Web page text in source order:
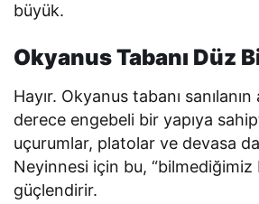
büyük.
Okyanus Tabanı Düz
Hayır. Okyanus tabanı
derece engebeli bir yapıya
uçurumlar, platolar ve devasa
Neyinnesi için bu, “bilmediğimiz
güçlendirir.